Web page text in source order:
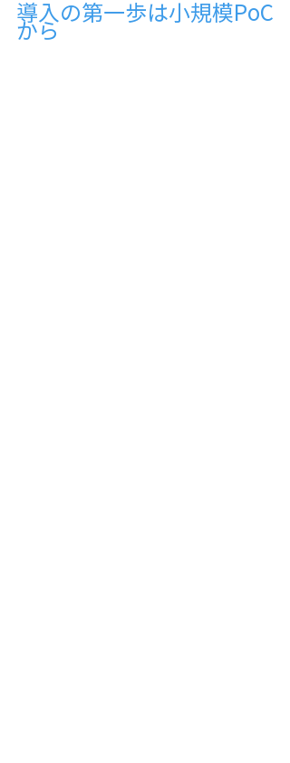
導入の第一歩は小規模PoC
から